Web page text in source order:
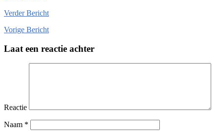
VerderBericht
Vorige Bericht
Laat een reactie achter
Reactie
Naam *